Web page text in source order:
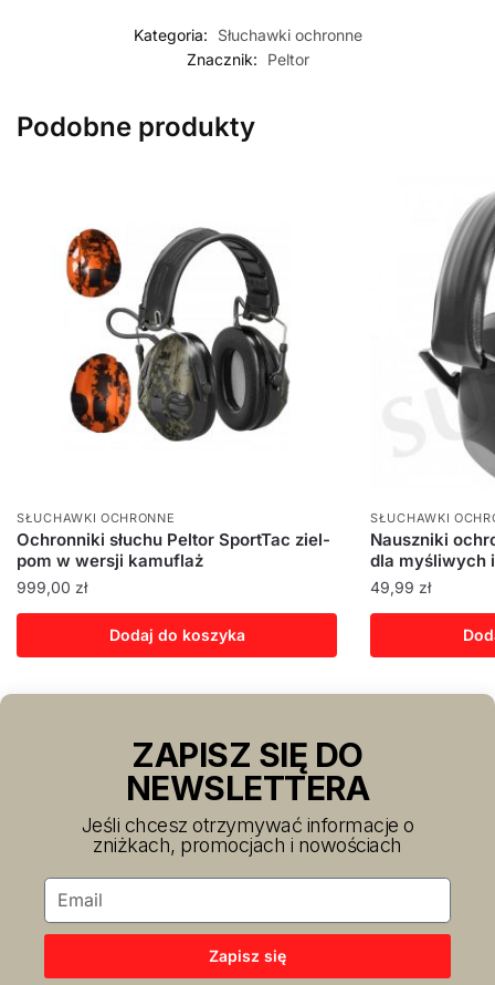
Kategoria:
Słuchawki ochronne
Znacznik:
Peltor
Podobne produkty
SŁUCHAWKI OCHRONNE
Ochronniki słuchu Peltor SportTac ziel-
pom w wersji kamuflaż
999,00 zł
Dodaj do koszyka
SŁUCHAWKI
Nauszniki
dla myśliwych
49,99 zł
ZAPISZ SIĘ DO
NEWSLETTERA
Jeśli chcesz otrzymywać informacje o
zniżkach, promocjach i nowościach
Zapisz się